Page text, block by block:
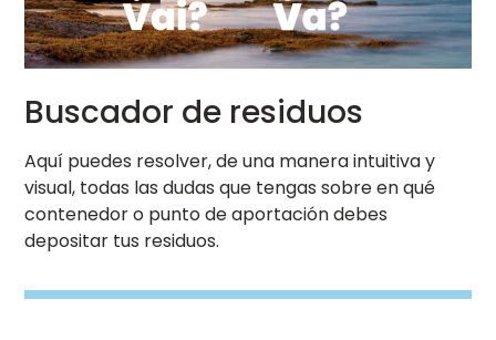
Buscador de residuos
Aquí puedes resolver, de una manera intuitiva y
visual, todas las dudas que tengas sobre en qué
contenedor o punto de aportación debes
depositar tus residuos.